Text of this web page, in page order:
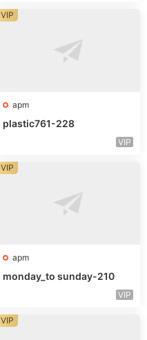
apm
plastic761-228
VIP
VIP
apm
monday_to sunday-210
VIP
VIP
VIP